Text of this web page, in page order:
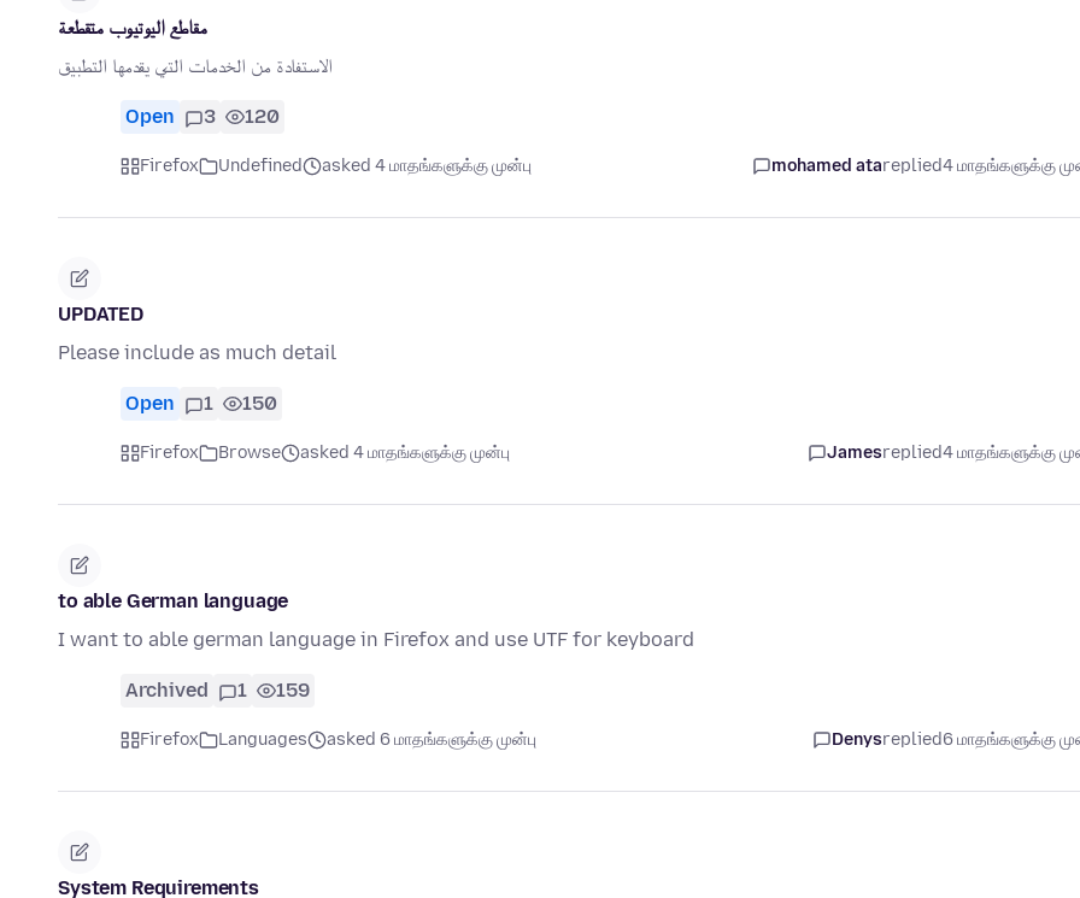
مقاطع اليوتيوب متقطعة
الاستفادة من الخدمات التي يقدمها التطبيق
Open 3 120
Firefox Undefined asked 4 மாதங்களுக்கு முன்பு mohamed atareplied4 மாதங்களுக்கு
UPDATED
Please include as much detail
Open 1 150
Firefox Browse asked 4 மாதங்களுக்கு முன்பு Jamesreplied4 மாதங்களுக்கு
to able German language
I want to able german language in Firefox and use UTF for keyboard
Archived 1 159
Firefox Languages asked 6 மாதங்களுக்கு முன்பு Denysreplied6 மாதங்களுக்கு
System Requirements